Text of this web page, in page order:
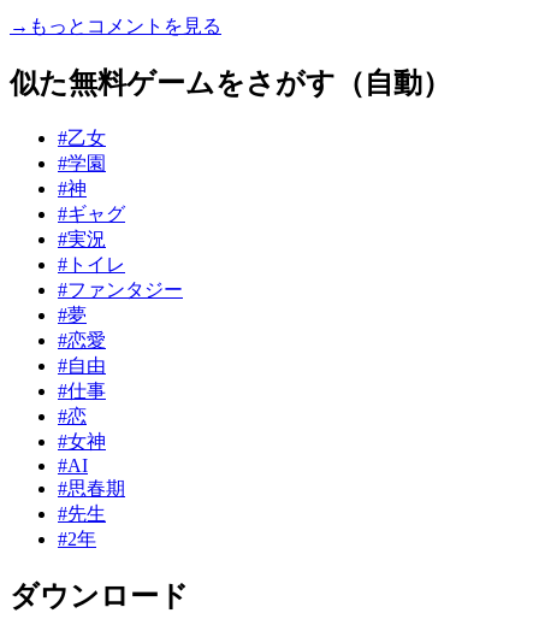
→もっとコメントを見る
似た無料ゲームをさがす（自動）
#乙女
#学園
#神
#ギャグ
#実況
#トイレ
#ファンタジー
#夢
#恋愛
#自由
#仕事
#恋
#女神
#AI
#思春期
#先生
#2年
ダウンロード